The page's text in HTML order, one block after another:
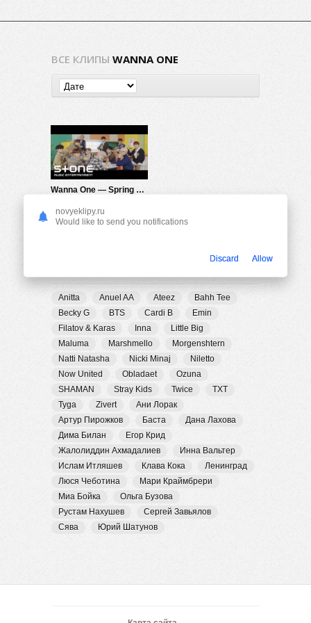
ВСЕ КЛИПЫ WANNA ONE
Wanna One — Spring Breeze
Anitta Anuel AA Ateez
Bahh Tee
Becky G
BTS Cardi B
Emin
Filatov & Karas
Inna
Little Big
Maluma
Marshmello
Morgenshtern
Natti Natasha
Nicki Minaj
Niletto
Now United
Obladaet
Ozuna
SHAMAN
Stray Kids Twice
TXT
Tyga
Zivert
Ани Лорак
Артур Пирожков
Баста
Дана Лахова
Дима Билан
Егор Крид
Жалолиддин Ахмадалиев
Инна Вальтер
Ислам Итляшев
Клава Кока
Ленинград
Люся Чеботина
Мари Краймбрери
Миа Бойка
Ольга Бузова
Рустам Нахушев
Сергей Завьялов
Сява
Юрий Шатунов
novyeklipy.ru
Would like to send you notifications
Discard Allow